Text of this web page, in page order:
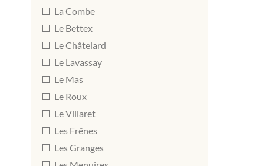
La Combe
Le Bettex
Le Châtelard
Le Lavassay
Le Mas
Le Roux
Le Villaret
Les Frênes
Les Granges